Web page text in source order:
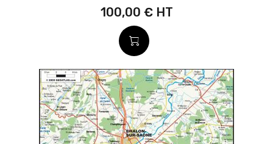
100,00 €